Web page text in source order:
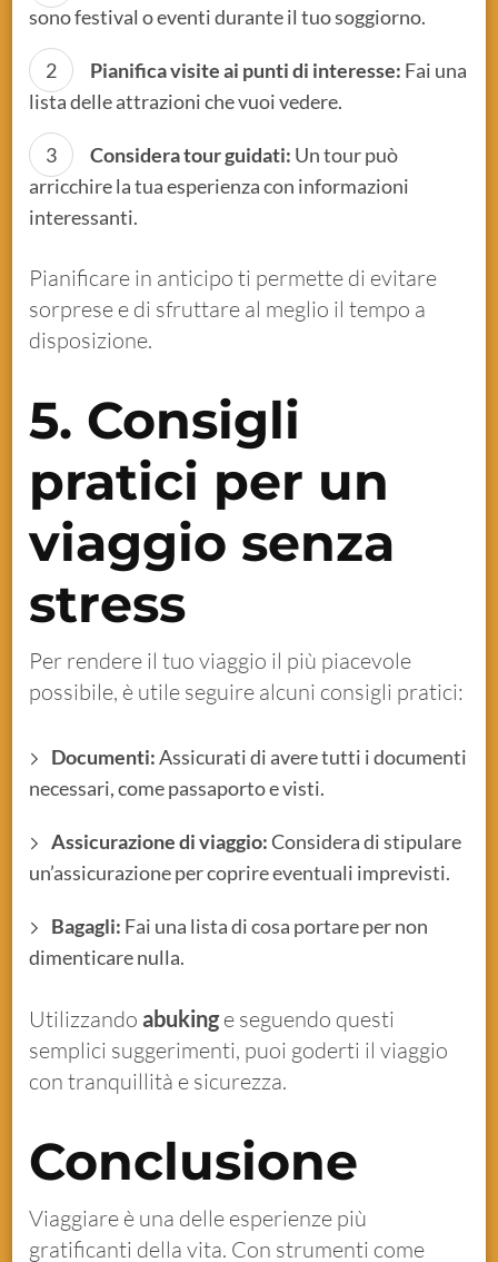
sono festival o eventi durante il tuo soggiorno.
Pianifica visite ai punti di interesse: Fai una
lista delle attrazioni che vuoi vedere.
Considera tour guidati: Un tour può
arricchire la tua esperienza con informazioni
interessanti.
Pianificare in anticipo ti permette di evitare
sorprese e di sfruttare al meglio il tempo a
disposizione.
5. Consigli
pratici per un
viaggio senza
stress
Per rendere il tuo viaggio il più piacevole
possibile, è utile seguire alcuni consigli pratici:
Documenti:Assicurati di avere tutti i documenti
necessari, come passaporto e visti.
Assicurazione di viaggio:Considera di stipulare
un’assicurazione per coprire eventuali imprevisti.
Bagagli: Fai una lista di cosa portare per non
dimenticare nulla.
Utilizzandoabuking e seguendo questi
semplici suggerimenti, puoi goderti il viaggio
con tranquillità e sicurezza.
Conclusione
Viaggiare è una delle esperienze più
gratificanti della vita. Con strumenti come